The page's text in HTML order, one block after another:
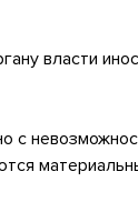
власти
с